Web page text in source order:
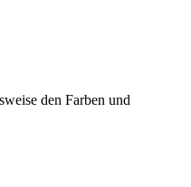
den Farben und